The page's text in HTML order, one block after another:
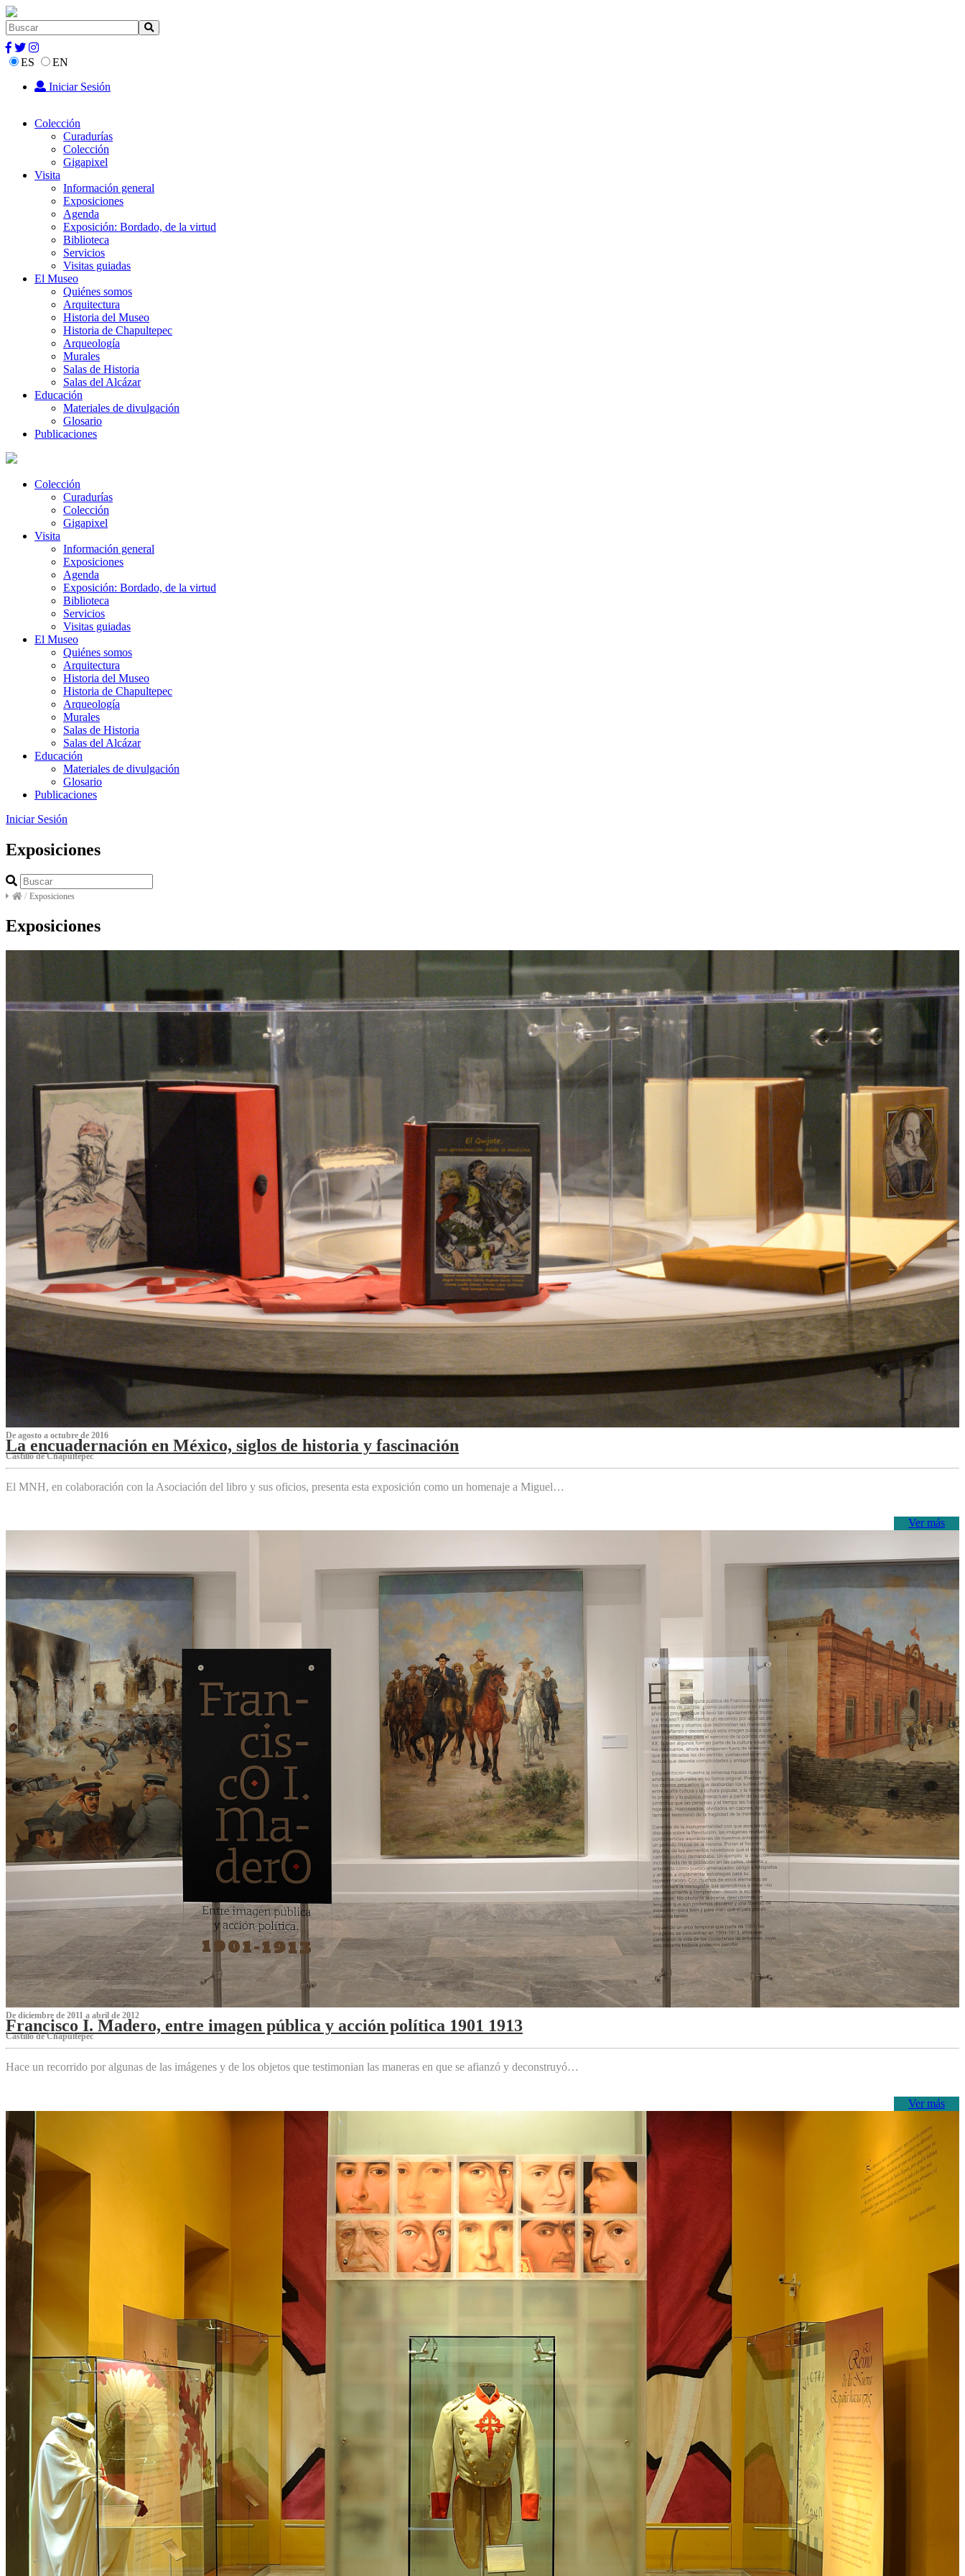
ES
EN
Iniciar Sesión
Colección
Curadurías
Colección
Gigapixel
Visita
Información general
Exposiciones
Agenda
Exposición: Bordado, de la virtud
Biblioteca
Servicios
Visitas guiadas
El Museo
Quiénes somos
Arquitectura
Historia del Museo
Historia de Chapultepec
Arqueología
Murales
Salas de Historia
Salas del Alcázar
Educación
Materiales de divulgación
Glosario
Publicaciones
Colección
Curadurías
Colección
Gigapixel
Visita
Información general
Exposiciones
Agenda
Exposición: Bordado, de la virtud
Biblioteca
Servicios
Visitas guiadas
El Museo
Quiénes somos
Arquitectura
Historia del Museo
Historia de Chapultepec
Arqueología
Murales
Salas de Historia
Salas del Alcázar
Educación
Materiales de divulgación
Glosario
Publicaciones
Iniciar Sesión
Exposiciones
/ Exposiciones
Exposiciones
De agosto a octubre de 2016
La encuadernación en México, siglos de historia y fascinación
Castillo de Chapultepec
El MNH, en colaboración con la Asociación del libro y sus oficios, presenta esta exposición como un homenaje a Miguel…
Ver más
De diciembre de 2011 a abril de 2012
Francisco I. Madero, entre imagen pública y acción política 1901 1913
Castillo de Chapultepec
Hace un recorrido por algunas de las imágenes y de los objetos que testimonian las maneras en que se afianzó y deconstruyó…
Ver más